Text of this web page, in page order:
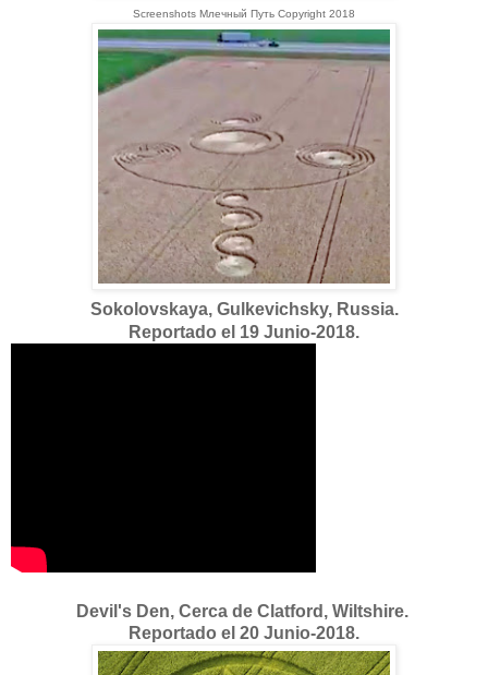
Screenshots Млечный Путь Copyright 2018
Sokolovskaya, Gulkevichsky, Russia.
Reportado el 19 Junio-2018.
Devil's Den, Cerca de Clatford, Wiltshire.
Reportado el 20 Junio-2018.